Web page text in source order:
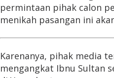
permintaan pihak calon
menikah pasangan ini
Karenanya, pihak media
mengangkat Ibnu Sultan